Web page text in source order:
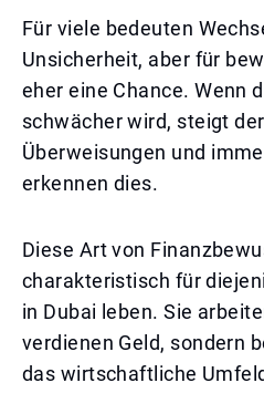
Für viele bedeuten
Unsicherheit, aber für
eher eine Chance. Wenn
schwächer wird, steigt
Überweisungen und
erkennen dies.
Diese Art von
charakteristisch für
in Dubai leben. Sie
verdienen Geld, sondern
das wirtschaftliche